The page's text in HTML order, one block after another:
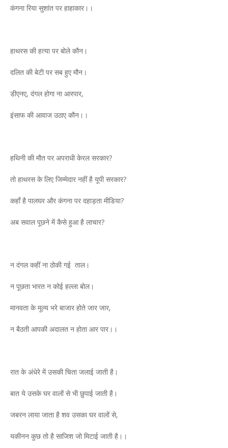
कंगना रिया सुशांत पर हाहाकार।।
हाथरस की हत्या पर बोले कौन।
दलित की बेटी पर सब हुए मौन।
डीएनए, दंगल होगा ना आरपार,
इंसाफ की आवाज उठाए कौन।।
हथिनी की मौत पर अपराधी केरल सरकार?
तो हाथरस के लिए जिम्मेदार नहीं है यूपी सरकार?
कहाँ है पालघर और कंगना पर दहाड़ता मीडिया?
अब सवाल पूछने में कैसे हुआ है लाचार?
न दंगल कहीं ना ठोकी गई ताल।
न पूछता भारत न कोई हल्ला बोल।
मानवता के मूल्य भरे बाजार होते जार जार,
न बैठती आपकी अदालत न होता आर पार।।
रात के अंधेरे में उसकी चिता जलाई जाती है।
बात ये उसके घर वालों से भी छुपाई जाती है।
जबरन लाया जाता है शव उसका घर वालों से,
यकीनन कुछ तो है साजिश जो मिटाई जाती है।।